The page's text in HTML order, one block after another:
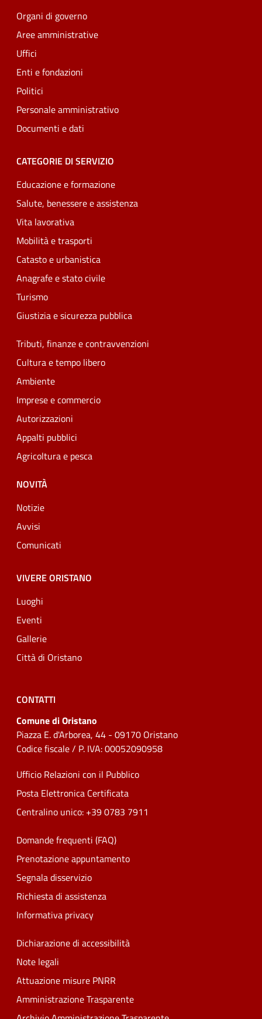
Organi di governo
Aree amministrative
Uffici
Enti e fondazioni
Politici
Personale amministrativo
Documenti e dati
CATEGORIE DI SERVIZIO
Educazione e formazione
Salute, benessere e assistenza
Vita lavorativa
Mobilità e trasporti
Catasto e urbanistica
Anagrafe e stato civile
Turismo
Giustizia e sicurezza pubblica
Tributi, finanze e contravvenzioni
Cultura e tempo libero
Ambiente
Imprese e commercio
Autorizzazioni
Appalti pubblici
Agricoltura e pesca
NOVITÀ
Notizie
Avvisi
Comunicati
VIVERE ORISTANO
Luoghi
Eventi
Gallerie
Città di Oristano
CONTATTI
Comune di Oristano
Piazza E. d'Arborea, 44 - 09170 Oristano
Codice fiscale / P. IVA: 00052090958
Ufficio Relazioni con il Pubblico
Posta Elettronica Certificata
Centralino unico: +39 0783 7911
Domande frequenti (FAQ)
Prenotazione appuntamento
Segnala disservizio
Richiesta di assistenza
Informativa privacy
Dichiarazione di accessibilità
Note legali
Attuazione misure PNRR
Amministrazione Trasparente